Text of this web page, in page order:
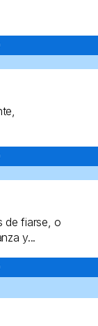
de fiarse, o
y...